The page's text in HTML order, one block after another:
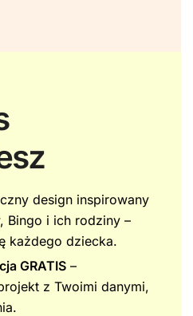
design inspirowany
Bingo i ich rodziny –
każdego dziecka.
GRATIS –
z Twoimi danymi,